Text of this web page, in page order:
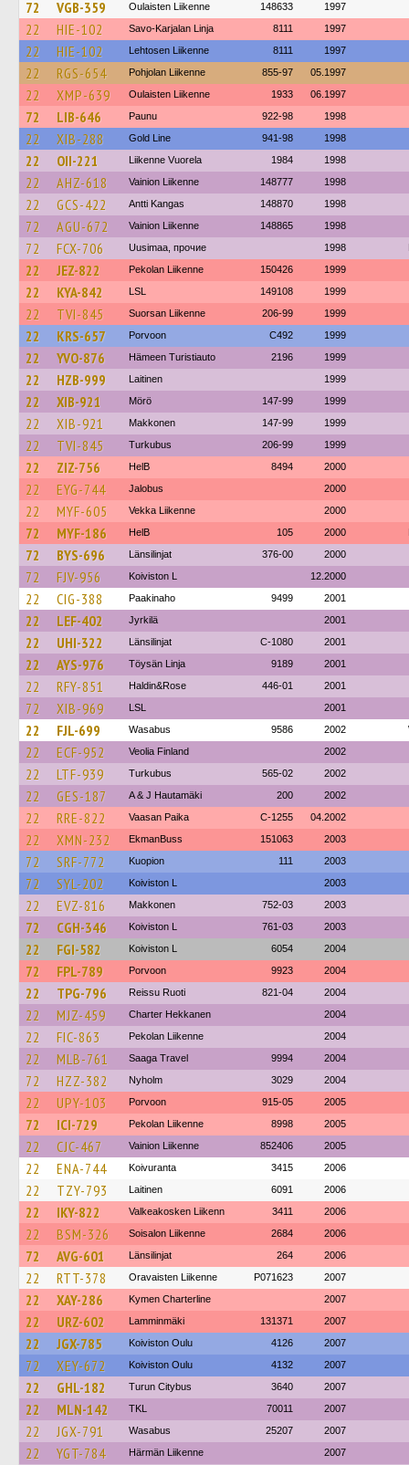
72 VGB-359 Oulaisten Liikenne 148633 1997
22 HIE-102 Savo-Karjalan Linja 8111 1997
22 HIE-102 Lehtosen Liikenne 8111 1997
22 RGS-654 Pohjolan Liikenne 855-97 05.1997
22 XMP-639 Oulaisten Liikenne 1933 06.1997
72 LIB-646 Paunu 922-98 1998
22 XIB-288 Gold Line 941-98 1998
22 OII-221 Liikenne Vuorela 1984 1998
22 AHZ-618 Vainion Liikenne 148777 1998
22 GCS-422 Antti Kangas 148870 1998
72 AGU-672 Vainion Liikenne 148865 1998
72 FCX-706 Uusimaa, прочие 1998
22 JEZ-822 Pekolan Liikenne 150426 1999
22 KYA-842 LSL 149108 1999
22 TVI-845 Suorsan Liikenne 206-99 1999
22 KRS-657 Porvoon C492 1999
22 YVO-876 Hämeen Turistiauto 2196 1999
22 HZB-999 Laitinen 1999
22 XIB-921 Mörö 147-99 1999
22 XIB-921 Makkonen 147-99 1999
22 TVI-845 Turkubus 206-99 1999
22 ZIZ-756 HelB 8494 2000
22 EYG-744 Jalobus 2000
22 MYF-605 Vekka Liikenne 2000
72 MYF-186 HelB 105 2000
72 BYS-696 Länsilinjat 376-00 2000
72 FJV-956 Koiviston L 12.2000
22 CIG-388 Paakinaho 9499 2001
22 LEF-402 Jyrkilä 2001
22 UHI-322 Länsilinjat C-1080 2001
22 AYS-976 Töysän Linja 9189 2001
22 RFY-851 Haldin&Rose 446-01 2001
72 XIB-969 LSL 2001
22 FJL-699 Wasabus 9586 2002
22 ECF-952 Veolia Finland 2002
22 LTF-939 Turkubus 565-02 2002
22 GES-187 A & J Hautamäki 200 2002
22 RRE-822 Vaasan Paika C-1255 04.2002
22 XMN-232 EkmanBuss 151063 2003
72 SRF-772 Kuopion 111 2003
72 SYL-202 Koiviston L 2003
22 EVZ-816 Makkonen 752-03 2003
72 CGH-346 Koiviston L 761-03 2003
22 FGI-582 Koiviston L 6054 2004
72 FPL-789 Porvoon 9923 2004
22 TPG-796 Reissu Ruoti 821-04 2004
22 MJZ-459 Charter Hekkanen 2004
22 FIC-863 Pekolan Liikenne 2004
22 MLB-761 Saaga Travel 9994 2004
72 HZZ-382 Nyholm 3029 2004
22 UPY-103 Porvoon 915-05 2005
72 ICI-729 Pekolan Liikenne 8998 2005
22 CJC-467 Vainion Liikenne 852406 2005
22 ENA-744 Koivuranta 3415 2006
22 TZY-793 Laitinen 6091 2006
22 IKY-822 Valkeakosken Liikenn 3411 2006
22 BSM-326 Soisalon Liikenne 2684 2006
72 AVG-601 Länsilinjat 264 2006
22 RTT-378 Oravaisten Liikenne P071623 2007
22 XAY-286 Kymen Charterline 2007
22 URZ-602 Lamminmäki 131371 2007
22 JGX-785 Koiviston Oulu 4126 2007
72 XEY-672 Koiviston Oulu 4132 2007
22 GHL-182 Turun Citybus 3640 2007
22 MLN-142 TKL 70011 2007
22 JGX-791 Wasabus 25207 2007
22 YGT-784 Härmän Liikenne 2007